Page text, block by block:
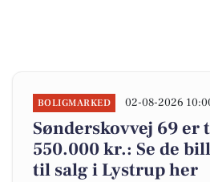
BOLIGMARKED 02-08-2026
Sønderskovvej 69
550.000 kr.: Se de
til salg i Lystrup her